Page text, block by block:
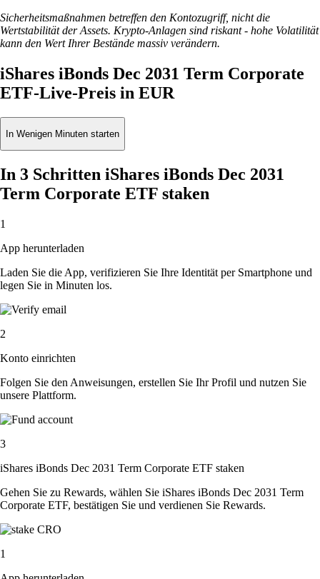
Sicherheitsmaßnahmen betreffen den Kontozugriff, nicht die
Wertstabilität der Assets. Krypto-Anlagen sind riskant - hohe Volatilität
kann den Wert Ihrer Bestände massiv verändern.
iShares iBonds Dec 2031 Term Corporate
ETF-Live-Preis in EUR
In Wenigen Minuten starten
In 3 Schritten iShares iBonds Dec 2031
Term Corporate ETF staken
1
App herunterladen
Laden Sie die App, verifizieren Sie Ihre Identität per Smartphone und
legen Sie in Minuten los.
2
Konto einrichten
Folgen Sie den Anweisungen, erstellen Sie Ihr Profil und nutzen Sie
unsere Plattform.
3
iShares iBonds Dec 2031 Term Corporate ETF staken
Gehen Sie zu Rewards, wählen Sie iShares iBonds Dec 2031 Term
Corporate ETF, bestätigen Sie und verdienen Sie Rewards.
1